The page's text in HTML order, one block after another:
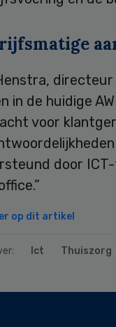
directeur
in de huidige
voor
door
op dit artikel
Ict Thuiszorg